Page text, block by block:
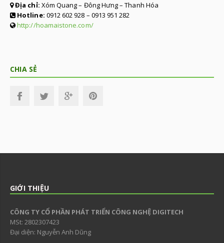
Địa chỉ: Xóm Quang – Đông Hưng – Thanh Hóa
Hotline: 0912 602 928 – 0913 951 282
http://hoamaistone.com/
CHIA SẺ
GIỚI THIỆU
CÔNG TY CỔ PHẦN PHÁT TRIỂN CÔNG NGHỆ DIGITECH
MSt: 2802307423
Đại diện: Nguyễn Anh Dũng